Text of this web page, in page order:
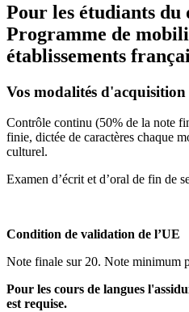
Pour les étudiants du
Programme de
établissements
Vos modalités d'acquisition
Contrôle continu (50% de la note
finie, dictée de caractères chaque
culturel.
Examen d’écrit et d’oral de fin de
Condition de validation de l’UE
Note finale sur 20. Note minimum
Pour les cours de langues
est requise.